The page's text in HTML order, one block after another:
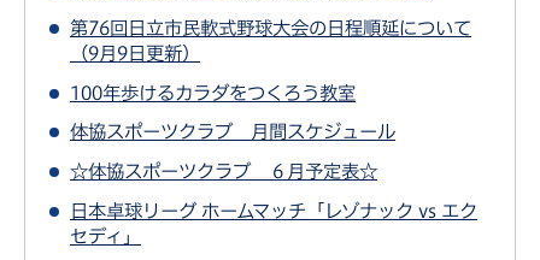
第76回日立市民軟式野球大会の日程順延について
（9月9日更新）
100年歩けるカラダをつくろう教室
体協スポーツクラブ 月間スケジュール
☆体協スポーツクラブ ６月予定表☆
日本卓球リーグ ホームマッチ「レゾナック vs エク
セディ」